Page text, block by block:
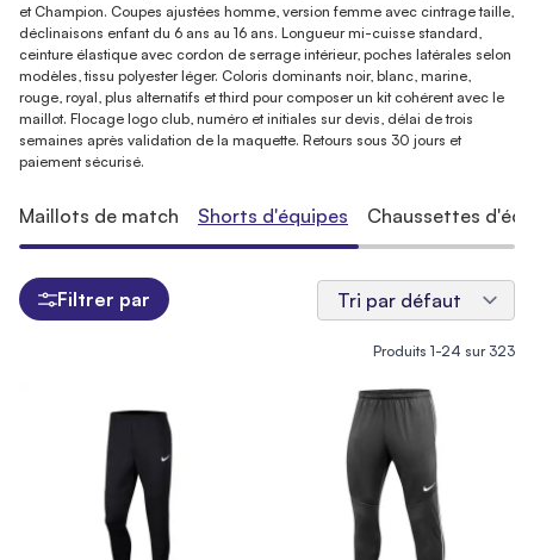
et Champion. Coupes ajustées homme, version femme avec cintrage taille,
déclinaisons enfant du 6 ans au 16 ans. Longueur mi-cuisse standard,
ceinture élastique avec cordon de serrage intérieur, poches latérales selon
modèles, tissu polyester léger. Coloris dominants noir, blanc, marine,
rouge, royal, plus alternatifs et third pour composer un kit cohérent avec le
maillot. Flocage logo club, numéro et initiales sur devis, délai de trois
semaines après validation de la maquette. Retours sous 30 jours et
paiement sécurisé.
Produits 1-24 sur 323
Maillots de match Shorts d'équipes Chaussettes
Filtrer par